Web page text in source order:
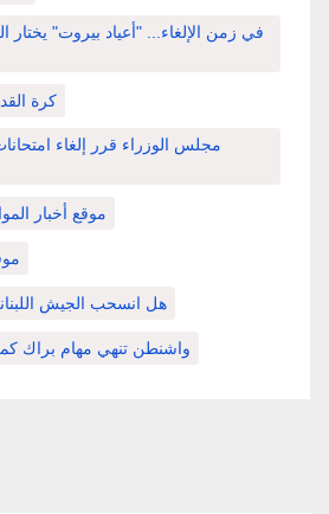
في زمن الإلغاء... "أعياد بيروت" يختار
كرة
مجلس الوزراء قرر إلغاء
موقع أخبار
هل انسحب الجيش
واشنطن تنهي مهام براك